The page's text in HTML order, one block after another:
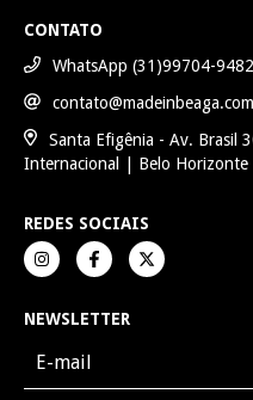
CONTATO
WhatsApp (31)99704-9482
contato@madeinbeaga.com
Santa Efigênia - Av.
Internacional | Belo
REDES SOCIAIS
NEWSLETTER